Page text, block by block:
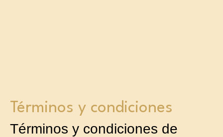
Términos y condiciones
Términos y condiciones de